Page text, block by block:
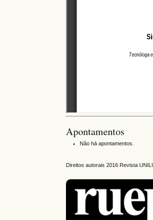
Apontamentos
Não há apontamentos.
Direitos autorais 2016 Revista